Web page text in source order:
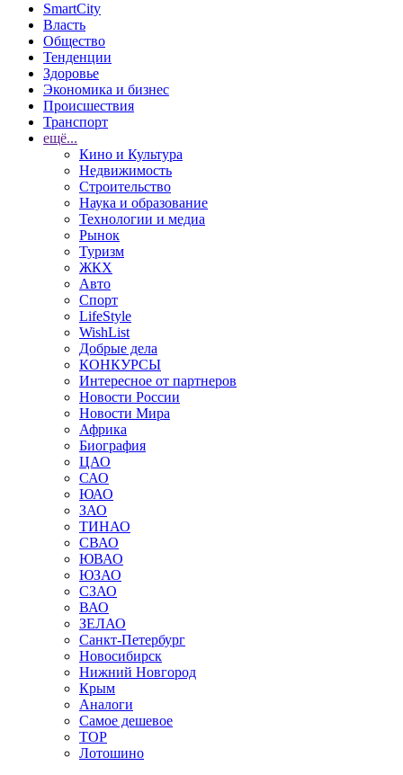
SmartCity
Власть
Общество
Тенденции
Здоровье
Экономика и бизнес
Происшествия
Транспорт
ещё...
Кино и Культура
Недвижимость
Строительство
Наука и образование
Технологии и медиа
Рынок
Туризм
ЖКХ
Авто
Спорт
LifeStyle
WishList
Добрые дела
КОНКУРСЫ
Интересное от партнеров
Новости России
Новости Мира
Африка
Биография
ЦАО
САО
ЮАО
ЗАО
ТИНАО
СВАО
ЮВАО
ЮЗАО
СЗАО
ВАО
ЗЕЛАО
Санкт-Петербург
Новосибирск
Нижний Новгород
Крым
Аналоги
Самое дешевое
TOP
Лотошино